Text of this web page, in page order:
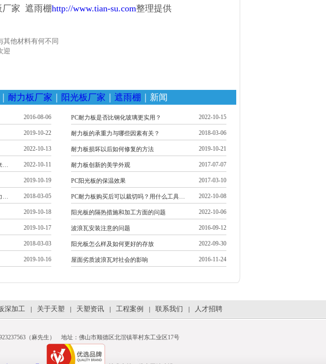
家 遮雨棚http://www.tian-su.com整理提供
其他材料有何不同
迎
耐力板厂家 阳光板厂家 遮雨棚 ｜新闻
2016-08-06 PC耐力板是否比钢化玻璃更实用？ 2022-10-15
2019-10-22 耐力板的承重力与哪些因素有关？ 2018-03-06
2022-10-13 耐力板损坏以后如何修复的方法 2019-10-21
… 2022-10-11 耐力板创新的美学外观 2017-07-07
2019-10-19 PC阳光板的保温效果 2017-03-10
… 2018-03-05 PC耐力板购买后可以裁切吗？用什么工具… 2022-10-08
2019-10-18 阳光板的隔热措施和加工方面的问题 2022-10-06
2019-10-17 波浪瓦安装注意的问题 2016-09-12
2018-03-03 阳光板怎么样及如何更好的存放 2022-09-30
2019-10-16 屋面劣质波浪瓦对社会的影响 2016-11-24
深加工 关于天塑 天塑资讯 工程案例 联系我们 人才招聘
（麻先生） 地址：佛山市顺德区北滘镇莘村东工业区17号